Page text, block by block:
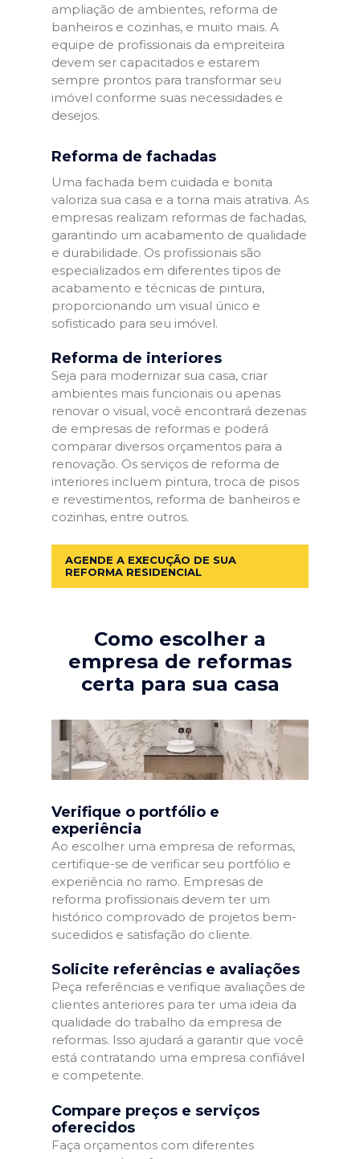
ampliação de ambientes, reforma de
banheiros e cozinhas, e muito mais. A
equipe de profissionais da empreiteira
devem ser capacitados e estarem
sempre prontos para transformar seu
imóvel conforme suas necessidades e
desejos.
Reforma de fachadas
Uma fachada bem cuidada e bonita
valoriza sua casa e a torna mais atrativa. As
empresas realizam reformas de fachadas,
garantindo um acabamento de qualidade
e durabilidade. Os profissionais são
especializados em diferentes tipos de
acabamento e técnicas de pintura,
proporcionando um visual único e
sofisticado para seu imóvel.
Reforma de interiores
Seja para modernizar sua casa, criar
ambientes mais funcionais ou apenas
renovar o visual, você encontrará dezenas
de empresas de reformas e poderá
comparar diversos orçamentos para a
renovação. Os serviços de reforma de
interiores incluem pintura, troca de pisos
e revestimentos, reforma de banheiros e
cozinhas, entre outros.
AGENDE A EXECUÇÃO DE SUA
REFORMA RESIDENCIAL
Como escolher a
empresa de reformas
certa para sua casa
Verifique o portfólio e
experiência
Ao escolher uma empresa de reformas,
certifique-se de verificar seu portfólio e
experiência no ramo. Empresas de
reforma profissionais devem ter um
histórico comprovado de projetos bem-
sucedidos e satisfação do cliente.
Solicite referências e avaliações
Peça referências e verifique avaliações de
clientes anteriores para ter uma ideia da
qualidade do trabalho da empresa de
reformas. Isso ajudará a garantir que você
está contratando uma empresa confiável
e competente.
Compare preços e serviços
oferecidos
Faça orçamentos com diferentes